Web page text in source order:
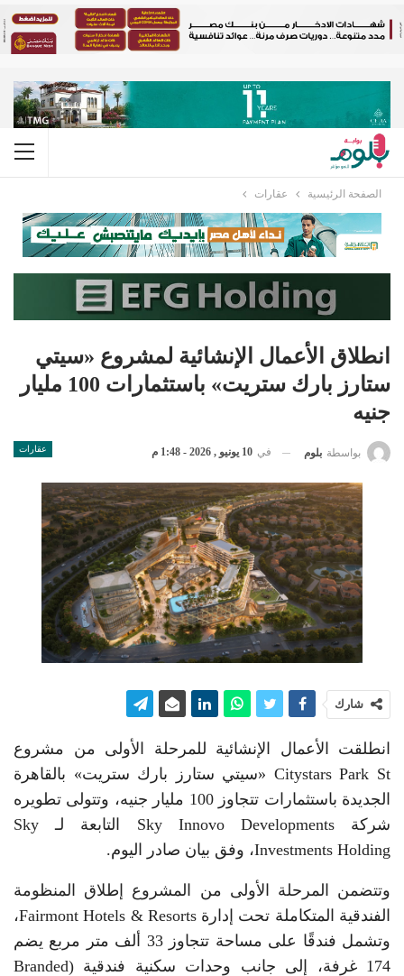
الصفحة الرئيسية عقارات
انطلاق الأعمال الإنشائية لمشروع «سيتي
ستارز بارك ستريت» باستثمارات 100 مليار
جنيه
عقارات بواسطة بلوم في 10 يونيو , 2026 - 1:48 م
شارك
انطلقت الأعمال الإنشائية للمرحلة الأولى من مشروع
Citystars Park St «سيتي ستارز بارك ستريت» بالقاهرة
الجديدة باستثمارات تتجاوز 100 مليار جنيه، وتتولى تطويره
شركة Sky Innovo Developments التابعة لـ Sky
Investments Holding، وفق بيان صادر اليوم.
وتتضمن المرحلة الأولى من المشروع إطلاق المنظومة
الفندقية المتكاملة تحت إدارة Fairmont Hotels & Resorts،
وتشمل فندقًا على مساحة تتجاوز 33 ألف متر مربع يضم
174 غرفة، إلى جانب وحدات سكنية فندقية (Branded